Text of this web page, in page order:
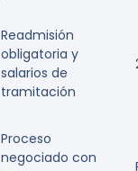
Readmisión
obligatoria y
salarios de
tramitación
Proceso
negociado con